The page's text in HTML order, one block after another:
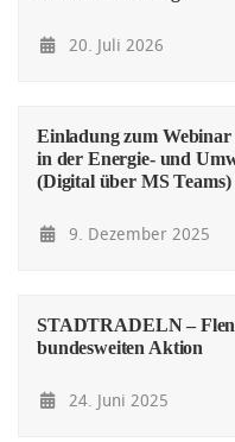
20. Juli 2026
Einladung zum
in der Energie- und
(Digital über MS Teams)
9. Dezember 2025
STADTRADELN –
bundesweiten Aktion
24. Juni 2025